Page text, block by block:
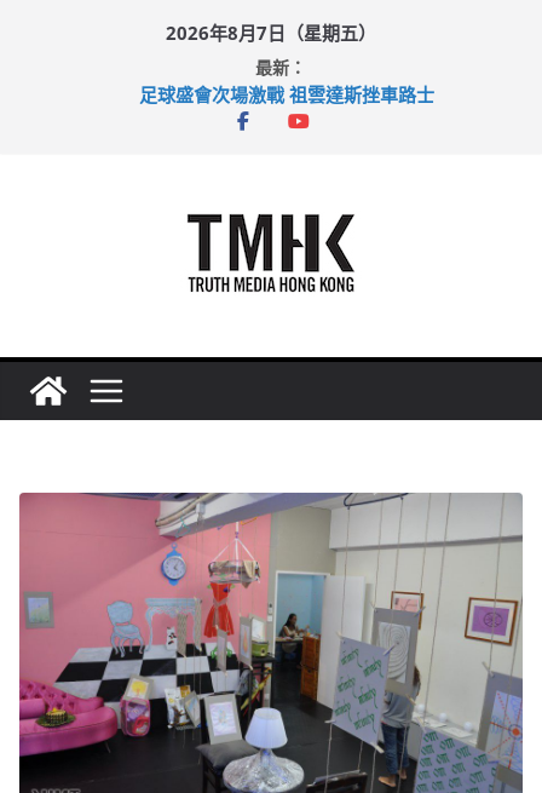
2026年8月7日（星期五）
最新：
涉造假公屋富戶申報表 倉管員准保釋候訊
足球盛會次場激戰 祖雲達斯挫車路士